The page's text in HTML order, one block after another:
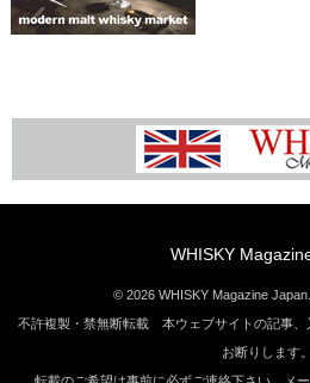
WHISKY
© 2026 WHISKY Magazine
不許複製・禁無断転載 本ウェブサイトの記事、
お断りします。